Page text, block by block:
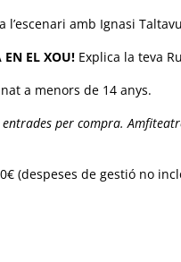
l’escenari amb Ignasi
EN EL XOU! Explica la teva
a menors de 14 anys.
per compra.
(despeses de gestió no